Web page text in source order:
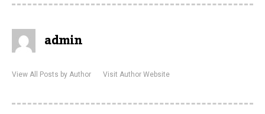
admin
View All Posts by Author Visit Author Website